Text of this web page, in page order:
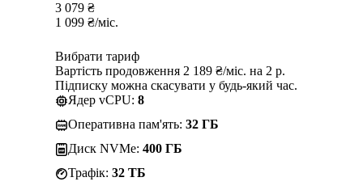
3 079 ₴
1 099 ₴/міс.
Вибрати тариф
Вартість продовження 2 189 ₴/міс. на 2 р.
Підписку можна скасувати у будь-який час.
Ядер vCPU: 8
Оперативна пам'ять: 32 ГБ
Диск NVMe: 400 ГБ
Трафік: 32 TБ